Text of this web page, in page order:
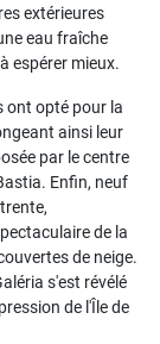
extérieures
eau fraîche
espérer mieux.
ont opté pour la
ainsi leur
par le centre
Enfin, neuf
de la
de neige.
s'est révélé
de l'Île de